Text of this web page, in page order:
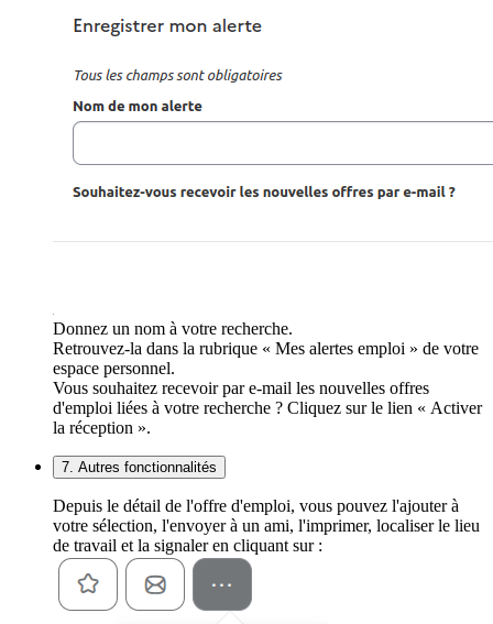
Donnez un nom à votre recherche.
Retrouvez-la dans la rubrique « Mes alertes emploi » de votre
espace personnel.
Vous souhaitez recevoir par e-mail les nouvelles offres
d'emploi liées à votre recherche ? Cliquez sur le lien « Activer
la réception ».
7. Autres fonctionnalités
Depuis le détail de l'offre d'emploi, vous pouvez l'ajouter à
votre sélection, l'envoyer à un ami, l'imprimer, localiser le lieu
de travail et la signaler en cliquant sur :